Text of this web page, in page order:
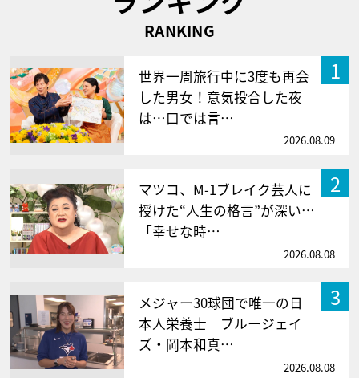
RANKING
1
世界一周旅行中に3度も再会
した男女！意気投合した夜
は…口では言…
2026.08.09
2
マツコ、M-1ブレイク芸人に
授けた“人生の格言”が深い…
「幸せな時…
2026.08.08
3
メジャー30球団で唯一の日
本人栄養士 ブルージェイ
ズ・岡本和真…
2026.08.08